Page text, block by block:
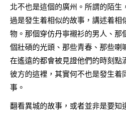
北不也是這個的廣州。所謂的陌生
過是發生着相似的故事，講述着相
物。那個穿仿丹寧襯衫的男人、那
個壯碩的光頭、那些青春、那些
在遙遠的都會被見證他們的時刻點
彼方的這裡，其實何不也是發生着
事。
翻看異城的故事，或者並非是要知